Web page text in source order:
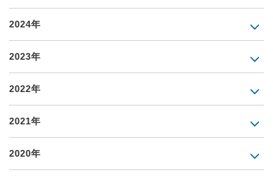
2024年
2023年
2022年
2021年
2020年